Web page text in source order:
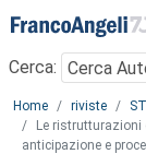
Menu
Cerca:
Main content
Home riviste
Le ristrutturazioni
anticipazione e